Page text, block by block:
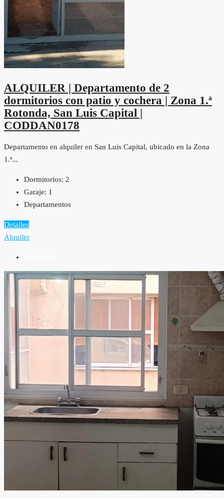
ALQUILER | Departamento de 2
dormitorios con patio y cochera | Zona 1.ª
Rotonda, San Luis Capital |
CODDAN0178
Departamento en alquiler en San Luis Capital, ubicado en la Zona
1.ª...
Dormitorios: 2
Garaje: 1
Departamentos
Detalles
Alquiler